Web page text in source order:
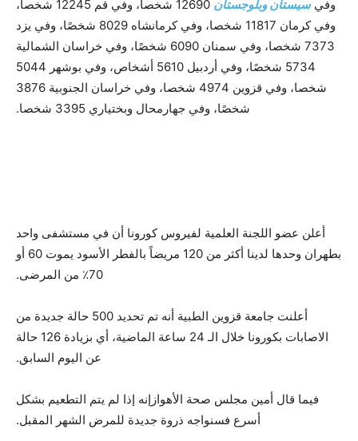
وفيسيستان وبلوجستان
12690 شخصا، وفي قم 12245 شخصا،
وفي كرمان 11817 شخصا، وفي كرمانشاه 8029 شخصًا، وفي يزد
7373 شخصا، وفي سمنان 6090 شخصًا، وفي خراسان الشمالية
5734 شخصًا، وفي أردبيل 5610 أشخاص، وفي بوشهر 5044
شخصا، وفي قزوين 4974 شخصا، وفي خراسان الجنوبية 3876
شخصًا، وفي جهارمحال وبختياري 3395 شخصا.
أعلن عضو اللجنة العلمية لفيروس كورونا أن في مستشفى واحد
بطهران وحدها لدينا أكثر من 120 مريضاً بالفطر الأسود يموت 60 أو
70٪ من المرضى.
أعلنت جامعة قزوين الطبية أنه تم تحديد 500 حالة جديدة من
الاصابات بكورونا خلال الـ 24 ساعة الماضية، أي بزيادة 126 حالة
عن اليوم السابق.
فيما قال أمين مجلس صحة الأهوازإنه إذا لم يتم التطعيم بشكل
أسرع فسنواجه ذروة جديدة للمرض الشهر المقبل.